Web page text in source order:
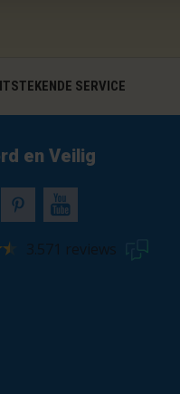
SERVICE
en Veilig
3.571 reviews